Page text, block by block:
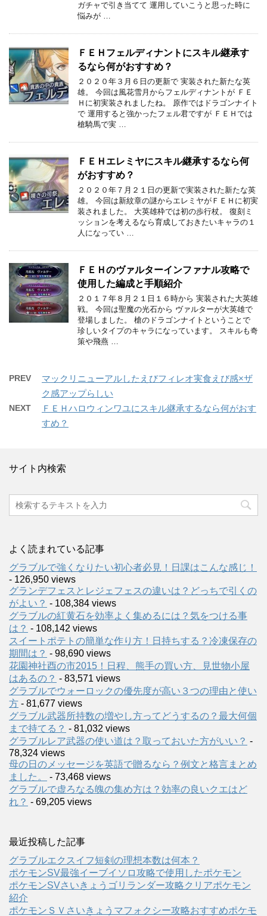
ガチャで引き当てて 運用していこうと思った時に
悩みが …
ＦＥＨフェルディナントにスキル継承す
るなら何がおすすめ？
２０２０年３月６日の更新で 実装された新たな英
雄。 今回は風花雪月からフェルディナントが ＦＥ
Ｈに初実装されましたね。 原作ではドラゴンナイト
で 運用すると強かったフェル君ですが ＦＥＨでは
槍騎馬で実 …
ＦＥＨエレミヤにスキル継承するなら何
がおすすめ？
２０２０年７月２１日の更新で実装された新たな英
雄。 今回は新紋章の謎からエレミヤがＦＥＨに初実
装されました。 大英雄枠では初の歩行杖。 復刻ミ
ッションを考えるなら育成しておきたいキャラの１
人になってい …
ＦＥＨのヴァルターインファナル攻略で
使用した編成と手順紹介
２０１７年８月２１日１６時から 実装された大英雄
戦。 今回は聖魔の光石から ヴァルターが大英雄で
登場しました。 槍のドラゴンナイトということで
珍しいタイプのキャラになっています。 スキルも奇
策や飛燕 …
PREV
マックリニューアルしたえびフィレオ実食えび感×ザ
ク感アップらしい
NEXT
ＦＥＨハロウィンワユにスキル継承するなら何がおす
すめ？
サイト内検索
よく読まれている記事
グラブルで強くなりたい初心者必見！日課はこんな感じ！
- 126,950 views
グランデフェスとレジェフェスの違いは？どっちで引くの
がよい？ - 108,384 views
グラブルの紅黄石を効率よく集めるには？気をつける事
は？ - 108,142 views
スイートポテトの簡単な作り方！日持ちする？冷凍保存の
期間は？ - 98,690 views
花園神社酉の市2015！日程、熊手の買い方、見世物小屋
はあるの？ - 83,571 views
グラブルでウォーロックの優先度が高い３つの理由と使い
方 - 81,677 views
グラブル武器所持数の増やし方ってどうするの？最大何個
まで持てる？ - 81,032 views
グラブルレア武器の使い道は？取っておいた方がいい？ -
78,324 views
母の日のメッセージを英語で贈るなら？例文と格言まとめ
ました。
- 73,468 views
グラブルで虚ろなる魄の集め方は？効率の良いクエはど
れ？ - 69,205 views
最近投稿した記事
グラブルエクスイフ短剣の理想本数は何本？
ポケモンSV最強イーブイソロ攻略で使用したポケモン
ポケモンSVさいきょうゴリランダー攻略クリアポケモン
紹介
ポケモンＳＶさいきょうマフォクシー攻略おすすめポケモ